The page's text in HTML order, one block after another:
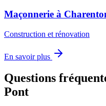
Maçonnerie à
Construction et rénovation
En savoir plus
Questions
Pont